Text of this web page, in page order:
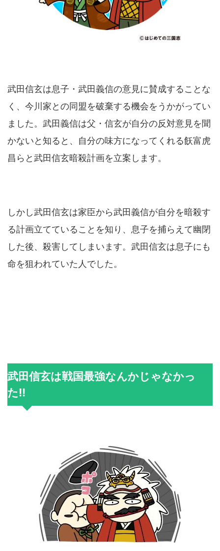
武田信玄は息子・武田義信の意見に賛成することな
く、今川家との同盟を破棄する機会をうかがってい
ました。武田義信は父・信玄が自分の反対意見を聞
かないと知ると、自分の味方になってくれる飫富虎
昌らと武田信玄暗殺計画を立案します。
しかし武田信玄は家臣から武田義信が自分を暗殺す
る計画立てていることを知り、息子を捕らえて幽閉
した後、殺害してしまいます。武田信玄は息子にも
命を狙われていた人でした。
武田信玄は戦国最強なんかじゃなかっ
た!!